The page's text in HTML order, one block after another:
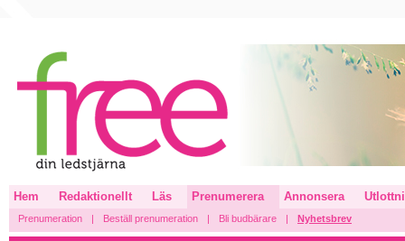
Hem Redaktionellt Läs Prenumerera Annonsera
Prenumeration | Beställ prenumeration | Bli budbärare | Nyhetsbrev